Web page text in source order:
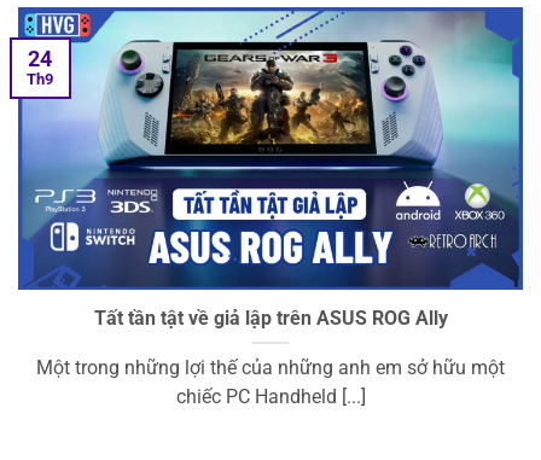
Tất tần tật về giả lập trên ASUS ROG Ally
Một trong những lợi thế của những anh em sở hữu một
chiếc PC Handheld [...]
24
Th9